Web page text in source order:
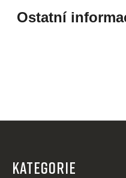
Ostatní
KATEGORIE